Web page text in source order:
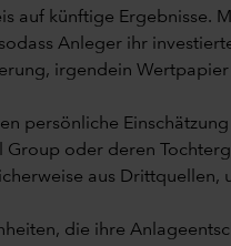
auf künftige
Anleger ihr
irgendein
persönliche
oder deren
aus
die ihre